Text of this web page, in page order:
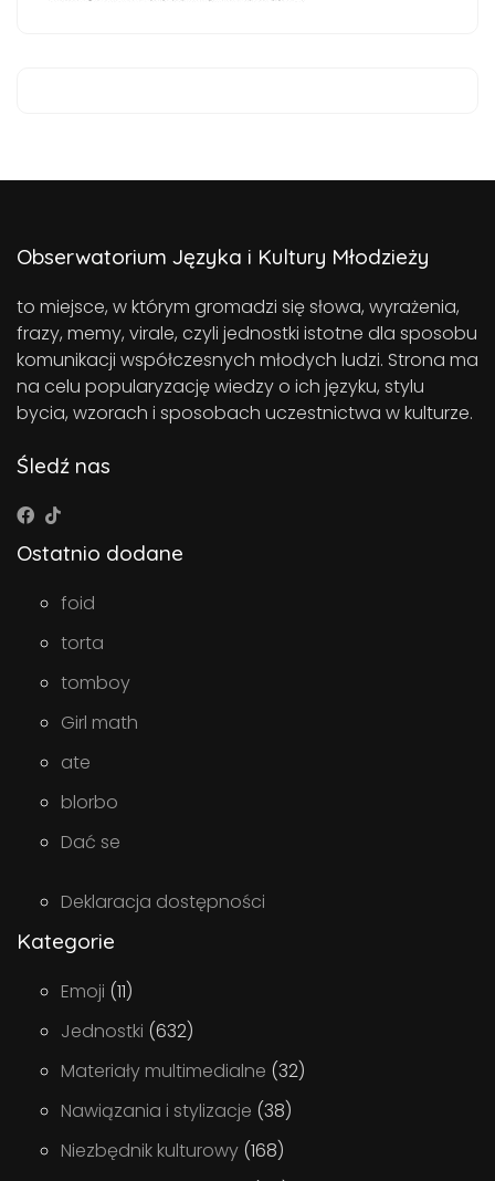
Obserwatorium Języka i Kultury Młodzieży
to miejsce, w którym gromadzi się słowa, wyrażenia,
frazy, memy, virale, czyli jednostki istotne dla sposobu
komunikacji współczesnych młodych ludzi. Strona ma
na celu popularyzację wiedzy o ich języku, stylu
bycia, wzorach i sposobach uczestnictwa w kulturze.
Śledź nas
Ostatnio dodane
foid
torta
tomboy
Girl math
ate
blorbo
Dać se
Deklaracja dostępności
Kategorie
Emoji (11)
Jednostki (632)
Materiały multimedialne (32)
Nawiązania i stylizacje (38)
Niezbędnik kulturowy (168)